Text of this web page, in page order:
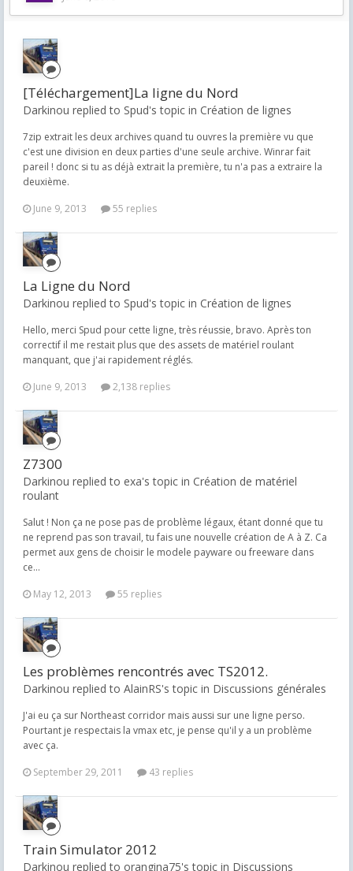
[Téléchargement]La ligne du Nord
Darkinou replied to Spud's topic in Création de lignes
7zip extrait les deux archives quand tu ouvres la première vu que
c'est une division en deux parties d'une seule archive. Winrar fait
pareil ! donc si tu as déjà extrait la première, tu n'a pas a extraire la
deuxième.
June 9, 2013
55 replies
La Ligne du Nord
Darkinou replied to Spud's topic in Création de lignes
Hello, merci Spud pour cette ligne, très réussie, bravo. Après ton
correctif il me restait plus que des assets de matériel roulant
manquant, que j'ai rapidement réglés.
June 9, 2013
2,138 replies
Z7300
Darkinou replied to exa's topic in Création de matériel
roulant
Salut ! Non ça ne pose pas de problème légaux, étant donné que tu
ne reprend pas son travail, tu fais une nouvelle création de A à Z. Ca
permet aux gens de choisir le modele payware ou freeware dans
ce...
May 12, 2013
55 replies
Les problèmes rencontrés avec TS2012.
Darkinou replied to AlainRS's topic in Discussions générales
J'ai eu ça sur Northeast corridor mais aussi sur une ligne perso.
Pourtant je respectais la vmax etc, je pense qu'il y a un problème
avec ça.
September 29, 2011
43 replies
Train Simulator 2012
Darkinou replied to orangina75's topic in Discussions